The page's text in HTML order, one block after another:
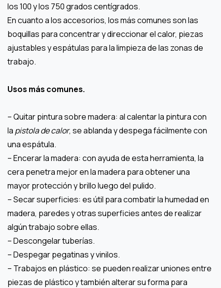
los 100 y los 750 grados centígrados.
En cuanto a los accesorios, los más comunes son las
boquillas para concentrar y direccionar el calor, piezas
ajustables y espátulas para la limpieza de las zonas de
trabajo.
Usos más comunes.
– Quitar pintura sobre madera: al calentar la pintura con
la pistola de calor, se ablanda y despega fácilmente con
una espátula.
– Encerar la madera: con ayuda de esta herramienta, la
cera penetra mejor en la madera para obtener una
mayor protección y brillo luego del pulido.
– Secar superficies: es útil para combatir la humedad en
madera, paredes y otras superficies antes de realizar
algún trabajo sobre ellas.
– Descongelar tuberías.
– Despegar pegatinas y vinilos.
– Trabajos en plástico: se pueden realizar uniones entre
piezas de plástico y también alterar su forma para